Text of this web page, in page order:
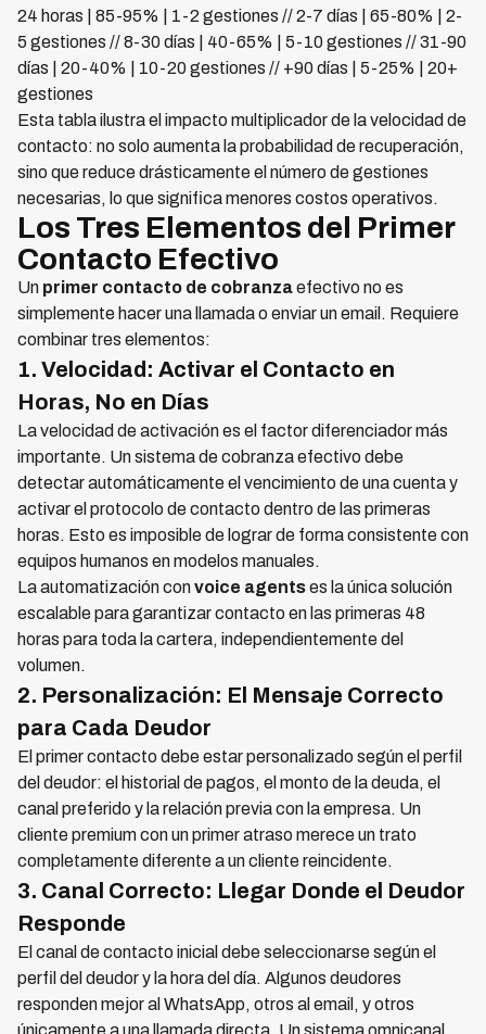
24 horas | 85-95% | 1-2 gestiones // 2-7 días | 65-80% | 2-
5 gestiones // 8-30 días | 40-65% | 5-10 gestiones // 31-90
días | 20-40% | 10-20 gestiones // +90 días | 5-25% | 20+
gestiones
Esta tabla ilustra el impacto multiplicador de la velocidad de
contacto: no solo aumenta la probabilidad de recuperación,
sino que reduce drásticamente el número de gestiones
necesarias, lo que significa menores costos operativos.
Los Tres Elementos del Primer
Contacto Efectivo
Un primer contacto de cobranzaefectivo no es
simplemente hacer una llamada o enviar un email. Requiere
combinar tres elementos:
1. Velocidad: Activar el Contacto en
Horas, No en Días
La velocidad de activación es el factor diferenciador más
importante. Un sistema de cobranza efectivo debe
detectar automáticamente el vencimiento de una cuenta y
activar el protocolo de contacto dentro de las primeras
horas. Esto es imposible de lograr de forma consistente con
equipos humanos en modelos manuales.
La automatización convoice agentses la única solución
escalable para garantizar contacto en las primeras 48
horas para toda la cartera, independientemente del
volumen.
2. Personalización: El Mensaje Correcto
para Cada Deudor
El primer contacto debe estar personalizado según el perfil
del deudor: el historial de pagos, el monto de la deuda, el
canal preferido y la relación previa con la empresa. Un
cliente premium con un primer atraso merece un trato
completamente diferente a un cliente reincidente.
3. Canal Correcto: Llegar Donde el Deudor
Responde
El canal de contacto inicial debe seleccionarse según el
perfil del deudor y la hora del día. Algunos deudores
responden mejor al WhatsApp, otros al email, y otros
únicamente a una llamada directa. Un sistema omnicanal